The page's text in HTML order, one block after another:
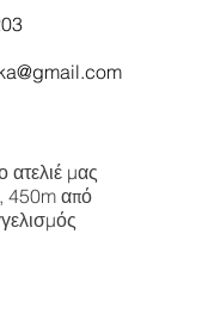
μας
450m από